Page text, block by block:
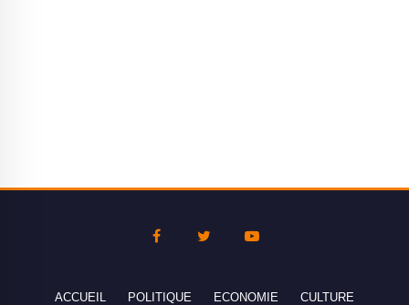
ACCUEIL POLITIQUE ECONOMIE CULTURE